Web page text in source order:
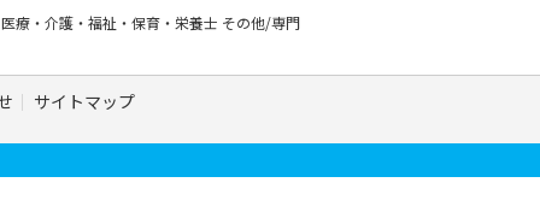
医療・介護・福祉・保育・栄養士 その他/専門
サイトマップ